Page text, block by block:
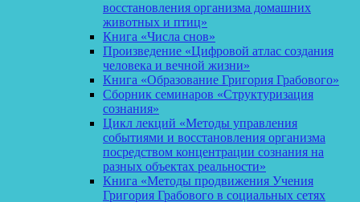
восстановления организма домашних
животных и птиц»
Книга «Числа снов»
Произведение «Цифровой атлас создания
человека и вечной жизни»
Книга «Образование Григория Грабового»
Сборник семинаров «Структуризация
сознания»
Цикл лекций «Методы управления
событиями и восстановления организма
посредством концентрации сознания на
разных объектах реальности»
Книга «Методы продвижения Учения
Григория Грабового в социальных сетях